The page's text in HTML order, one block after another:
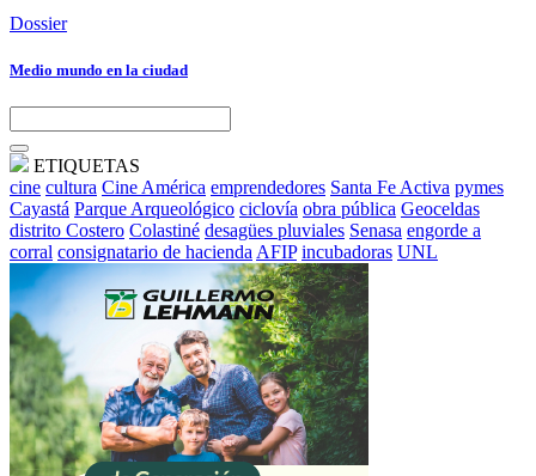
Dossier
Medio mundo en la ciudad
ETIQUETAS
cine cultura Cine América emprendedores Santa Fe Activa pymes
Cayastá Parque Arqueológico ciclovía obra pública Geoceldas
distrito Costero Colastiné desagües pluviales Senasa engorde a
corral consignatario de hacienda AFIP incubadoras UNL